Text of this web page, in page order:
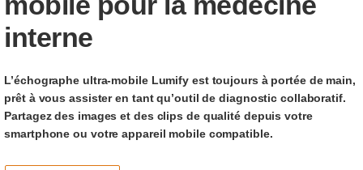
interne
L’échographe ultra-mobile Lumify est toujours à portée de main,
prêt à vous assister en tant qu’outil de diagnostic collaboratif.
Partagez des images et des clips de qualité depuis votre
smartphone ou votre appareil mobile compatible.